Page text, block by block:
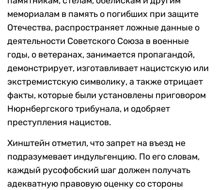
мемориалам в память о погибших при защите
Отечества, распространяет ложные данные о
деятельности Советского Союза в военные
годы, о ветеранах, занимается пропагандой,
демонстрирует, изготавливает нацистскую или
экстремистскую символику, а также отрицает
факты, которые были установлены приговором
Нюрнбергского трибунала, и одобряет
преступления нацистов.
Хинштейн отметил, что запрет на въезд не
подразумевает индульгенцию. По его словам,
каждый русофобский шаг должен получать
адекватную правовую оценку со стороны